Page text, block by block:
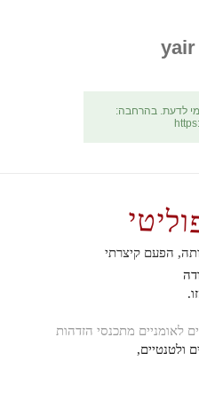
יאיר דיקמן yair
לדעת. בהרחבה:
הפעם קיצרתי
לאומניים מתכנסי הזדהות
ולטנטיים,